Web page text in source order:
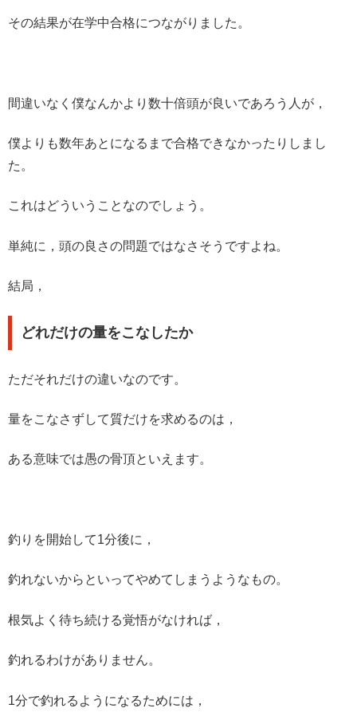
その結果が在学中合格につながりました。
間違いなく僕なんかより数十倍頭が良いであろう人が，
僕よりも数年あとになるまで合格できなかったりしまし
た。
これはどういうことなのでしょう。
単純に，頭の良さの問題ではなさそうですよね。
結局，
どれだけの量をこなしたか
ただそれだけの違いなのです。
量をこなさずして質だけを求めるのは，
ある意味では愚の骨頂といえます。
釣りを開始して1分後に，
釣れないからといってやめてしまうようなもの。
根気よく待ち続ける覚悟がなければ，
釣れるわけがありません。
1分で釣れるようになるためには，